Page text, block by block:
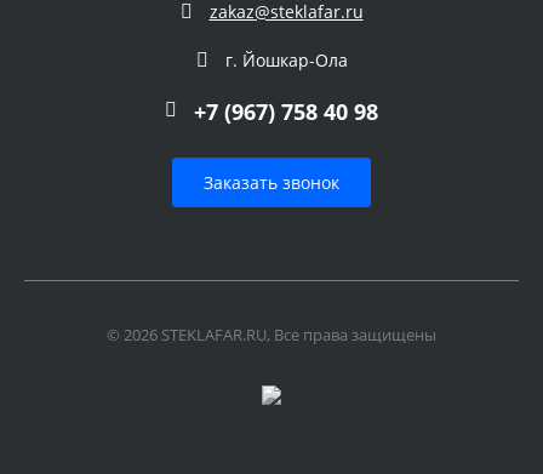
zakaz@steklafar.ru
г. Йошкар-Ола
+7 (967) 758 40 98
Заказать звонок
© 2026 STEKLAFAR.RU, Все права защищены